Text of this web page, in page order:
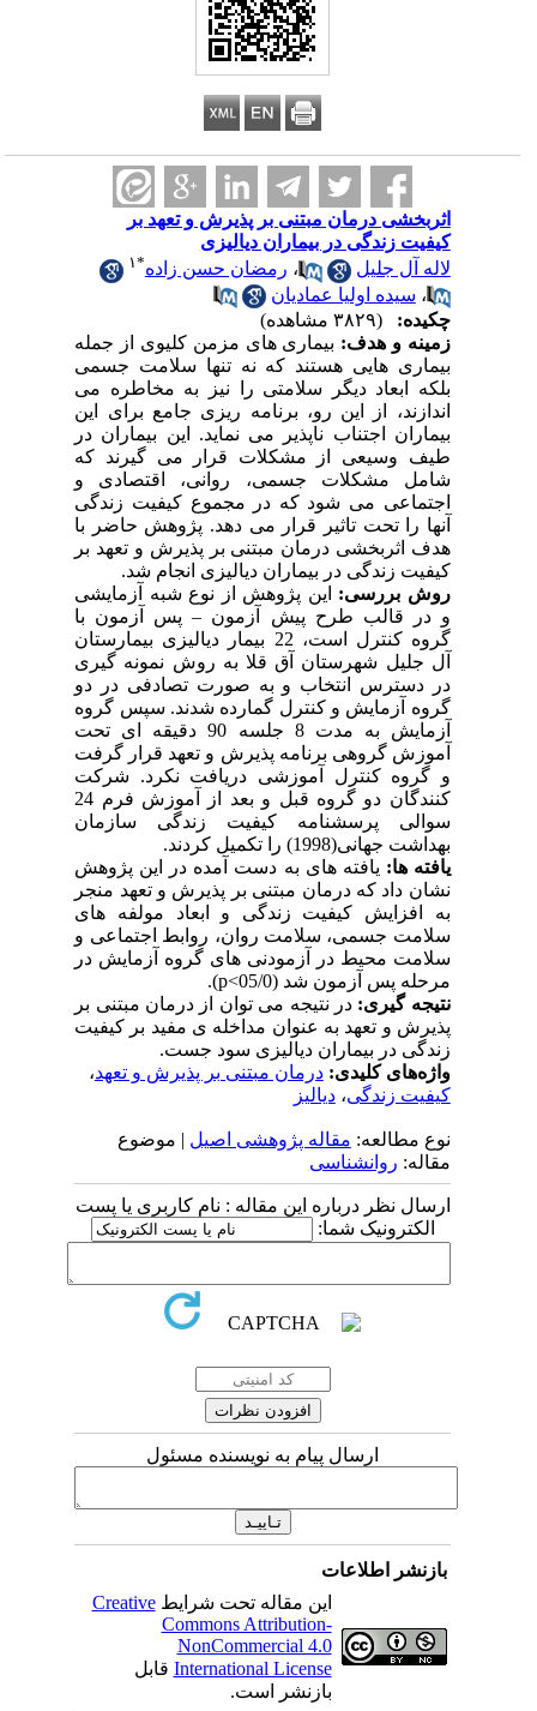
اثربخشی درمان مبتنی بر پذیرش و تعهد بر
کیفیت زندگی در بیماران دیالیزی
لاله آل جلیل
،رمضان حسن زاده ۱
،سیده اولیا عمادیان
چکیده:
زمینه و هدف:بیماری های مزمن کلیوی از جمله
بیماری هایی هستند که نه تنها سلامت جسمی
بلکه ابعاد دیگر سلامتی را نیز به مخاطره می
اندازند، از این رو، برنامه ریزی جامع برای این
بیماران اجتناب ناپذیر می نماید. این بیماران در
طیف وسیعی از مشکلات قرار می گیرند که
شامل مشکلات جسمی، روانی، اقتصادی و
اجتماعی می شود که در مجموع کیفیت زندگی
آنها را تحت تاثیر قرار می دهد. پژوهش حاضر با
هدف اثربخشی درمان مبتنی بر پذیرش و تعهد بر
کیفیت زندگی در بیماران دیالیزی انجام شد.
روش بررسی:این پژوهش از نوع شبه آزمایشی
و در قالب طرح پیش آزمون – پس آزمون با
گروه کنترل است، 22 بیمار دیالیزی بیمارستان
آل جلیل شهرستان آق قلا به روش نمونه گیری
در دسترس انتخاب و به صورت تصادفی در دو
گروه آزمایش و کنترل گمارده شدند. سپس گروه
آزمایش به مدت 8 جلسه 90 دقیقه ای تحت
آموزش گروهی برنامه پذیرش و تعهد قرار گرفت
و گروه کنترل آموزشی دریافت نکرد. شرکت
کنندگان دو گروه قبل و بعد از آموزش فرم 24
سوالی پرسشنامه کیفیت زندگی سازمان
بهداشت جهانی(1998) را تکمیل کردند.
یافته ­ها:یافته های به دست آمده در این پژوهش
نشان داد که درمان مبتنی بر پذیرش و تعهد منجر
به افزایش کیفیت زندگی و ابعاد مولفه های
سلامت جسمی، سلامت روان، روابط اجتماعی و
سلامت محیط در آزمودنی های گروه آزمایش در
مرحله پس آزمون شد (05/0
p<
).
نتیجه گیری:در نتیجه می توان از درمان مبتنی بر
پذیرش و تعهد به عنوان مداخله ی مفید بر کیفیت
زندگی در بیماران دیالیزی سود جست.
واژه‌های کلیدی:درمان مبتنی بر پذیرش و تعهد،
کیفیت زندگی،دیالیز
نوع مطالعه:مقاله پژوهشی اصیل| موضوع
مقاله:روانشناسی
ارسال نظر درباره این مقاله : نام کاربری یا پست
الکترونیک شما:
ارسال پیام به نویسنده مسئول
بازنشر اطلاعات
این مقاله تحت شرایطCreative
Commons Attribution-
NonCommercial 4.0
International Licenseقابل
بازنشر است.